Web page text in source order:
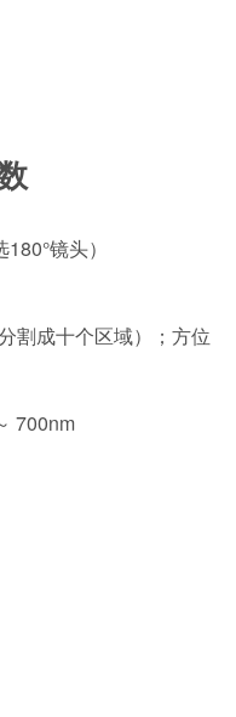
镜头）
割成十个区域）；方位
700nm